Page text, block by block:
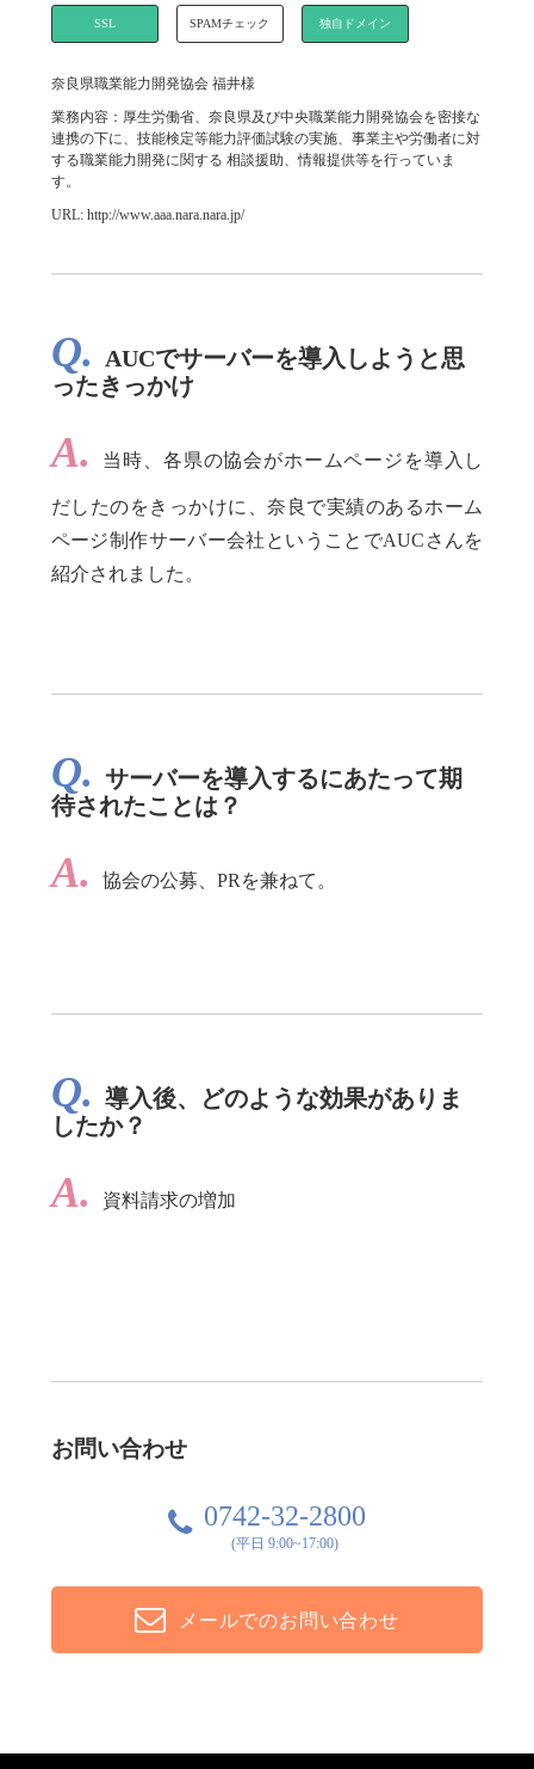
SSL SPAMチェック 独自ドメイン
奈良県職業能力開発協会 福井様
業務内容：厚生労働省、奈良県及び中央職業能力開発協会を密接な
連携の下に、技能検定等能力評価試験の実施、事業主や労働者に対
する職業能力開発に関する 相談援助、情報提供等を行っていま
す。
URL: http://www.aaa.nara.nara.jp/
Q.
AUCでサーバーを導入しようと思
ったきっかけ
A. 当時、各県の協会がホームページを導入し
だしたのをきっかけに、奈良で実績のあるホーム
ページ制作サーバー会社ということでAUCさんを
紹介されました。
Q. サーバーを導入するにあたって期
待されたことは？
A. 協会の公募、PRを兼ねて。
Q. 導入後、どのような効果がありま
したか？
A. 資料請求の増加
お問い合わせ
0742-32-2800
(平日 9:00~17:00)
メールでのお問い合わせ